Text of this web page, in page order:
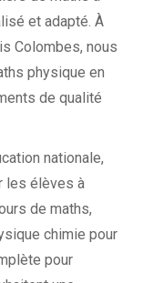
et adapté. À
Colombes, nous
physique en
de qualité
nationale,
les élèves à
de maths,
chimie pour
pour